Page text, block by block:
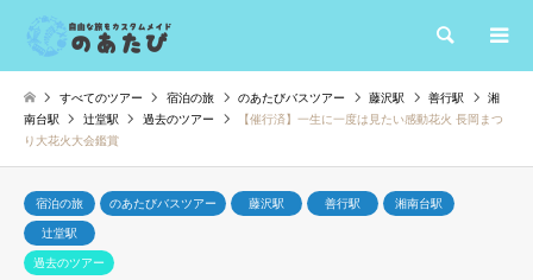
検索
すべてのツアー 宿泊の旅 のあたびバスツアー 藤沢駅 善行駅
湘
南台駅
辻堂駅 過去のツアー
【催行済】一生に一度は見たい感動花火 長岡まつ
り大花火大会鑑賞
宿泊の旅 のあたびバスツアー 藤沢駅 善行駅 湘南台駅
辻堂駅
過去のツアー